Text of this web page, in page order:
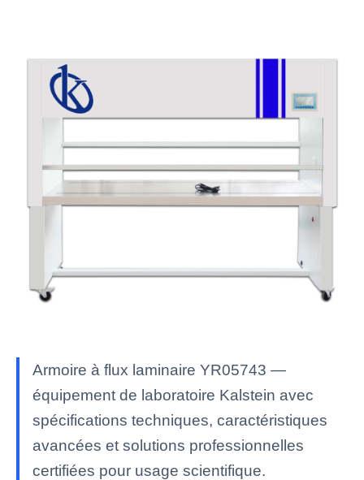
Armoire à flux laminaire YR05743 —
équipement de laboratoire Kalstein avec
spécifications techniques, caractéristiques
avancées et solutions professionnelles
certifiées pour usage scientifique.